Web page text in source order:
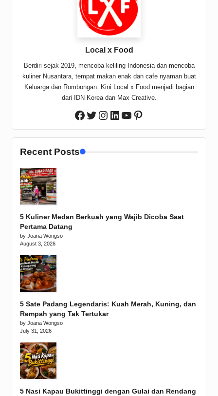
Local x Food
Berdiri sejak 2019, mencoba keliling Indonesia dan mencoba
kuliner Nusantara, tempat makan enak dan cafe nyaman buat
Keluarga dan Rombongan. Kini Local x Food menjadi bagian
dari IDN Korea dan Max Creative.
Facebook
Twitter
Instagram
LinkedIn
YouTube
Pinterest
Recent Posts
5 Kuliner Medan Berkuah yang Wajib Dicoba Saat
Pertama Datang
by Joana Wongso
August 3, 2026
5 Sate Padang Legendaris: Kuah Merah, Kuning, dan
Rempah yang Tak Tertukar
by Joana Wongso
July 31, 2026
5 Nasi Kapau Bukittinggi dengan Gulai dan Rendang